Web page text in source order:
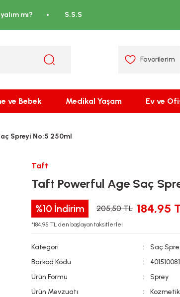
mı? S.S.S
Favorilerim
ve Bebek Medikal Yaşam Ev ve
Spreyi No:5 250ml
Taft
Taft Powerful Age Saç
%10 İndirim 205,50 TL 184,95
*184,95 TL den başlayan taksitlerle!
Kategori
Saç
Barkod Kodu
Ürün Formu
Sprey
Ürün Mevzuatı
Kozmetik